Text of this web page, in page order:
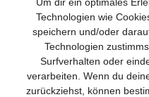
Technologien wie
speichern und/oder
Technologien
Surfverhalten oder
verarbeiten. Wenn du
zurückziehst, können
jedes
auf
und